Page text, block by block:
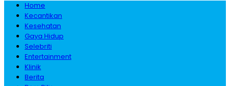
Home
Kecantikan
Kesehatan
Gaya Hidup
Selebriti
Entertainment
Klinik
Berita